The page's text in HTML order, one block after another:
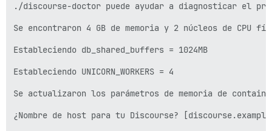
./discourse-doctor puede ayudar a diagnosticar el
Se encontraron 4 GB de memoria y 2 núcleos de CPU
Estableciendo db_shared_buffers = 1024MB
Estableciendo UNICORN_WORKERS = 4
Se actualizaron los parámetros de memoria de
¿Nombre de host para tu Discourse?